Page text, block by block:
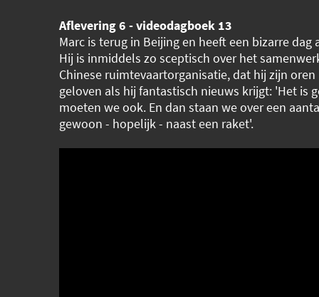
Aflevering 6 - videodagboek 13
Marc is terug in Beijing en heeft een bizarre dag
Hij is inmiddels zo sceptisch over het
Chinese ruimtevaartorganisatie, dat hij zijn
geloven als hij fantastisch nieuws krijgt: 'Het is
moeten we ook. En dan staan we over een
gewoon - hopelijk - naast een raket'.